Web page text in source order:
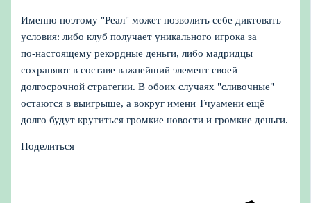
Именно поэтому "Реал" может позволить себе диктовать
условия: либо клуб получает уникального игрока за
по‑настоящему рекордные деньги, либо мадридцы
сохраняют в составе важнейший элемент своей
долгосрочной стратегии. В обоих случаях "сливочные"
остаются в выигрыше, а вокруг имени Тчуамени ещё
долго будут крутиться громкие новости и громкие деньги.
Поделиться